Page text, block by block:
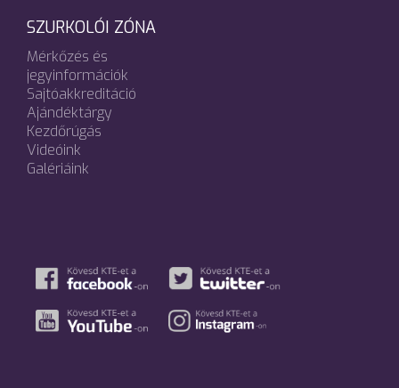
SZURKOLÓI ZÓNA
Mérkőzés és
jegyinformációk
Sajtóakkreditáció
Ajándéktárgy
Kezdőrúgás
Videóink
Galériáink